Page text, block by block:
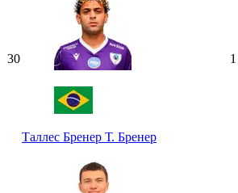
30
Таллес Бренер Т. Бренер
1